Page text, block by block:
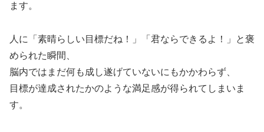
ます。
人に「素晴らしい目標だね！」「君ならできるよ！」と褒
められた瞬間、
脳内ではまだ何も成し遂げていないにもかかわらず、
目標が達成されたかのような満足感が得られてしまいま
す。